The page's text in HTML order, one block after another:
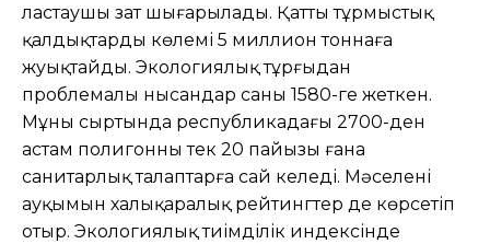
ластаушы зат шығарылады. Қатты тұрмыстық
қалдықтардың көлемі 5 миллион тоннаға
жуықтайды. Экологиялық тұрғыдан
проблемалы нысандар саны 1580-ге жеткен.
Мұның сыртында республикадағы 2700-ден
астам полигонның тек 20 пайызы ғана
санитарлық талаптарға сай келеді. Мəселенің
ауқымын халықаралық рейтингтер де көрсетіп
отыр. Экологиялық тиімділік индексінде